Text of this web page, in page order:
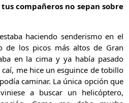
compañeros no sepan sobre
haciendo senderismo en el
de los picos más altos de Gran
en la cima y ya había pasado
me hice un esguince de tobillo
caminar. La única opción que
a buscar un helicóptero,